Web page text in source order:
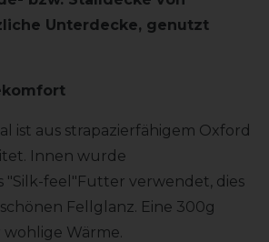
Unterdecke, genutzt
ist aus strapazierfähigem Oxford
Innen wurde
"Silk-feel"Futter verwendet, dies
Fellglanz. Eine 300g
Wärme.